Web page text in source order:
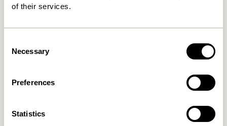
of their services.
Selection
Necessary
Preferences
Statistics
Paza Sofa Hellgrün